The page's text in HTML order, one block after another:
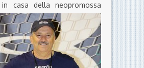
in casa della neopromossa